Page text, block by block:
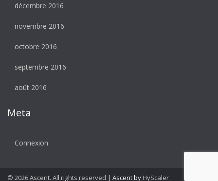
décembre 2016
novembre 2016
octobre 2016
septembre 2016
août 2016
Meta
Connexion
© 2026 Ascent. All rights reserved | Ascent by HyScaler